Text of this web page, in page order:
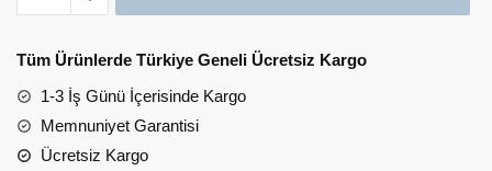
Yatak
80x180cm
adet
Tüm Ürünlerde Türkiye Geneli Ücretsiz Kargo
1-3 İş Günü İçerisinde Kargo
Memnuniyet Garantisi
Ücretsiz Kargo